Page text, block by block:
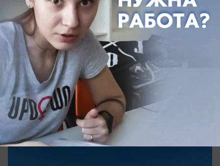
АВТО
7-километровая пробка встретила
туристов на трассе к морю в
Краснодарском крае
Трассу М-4 «Дон» в Краснодарском крае сковала
многокилометровая пробка